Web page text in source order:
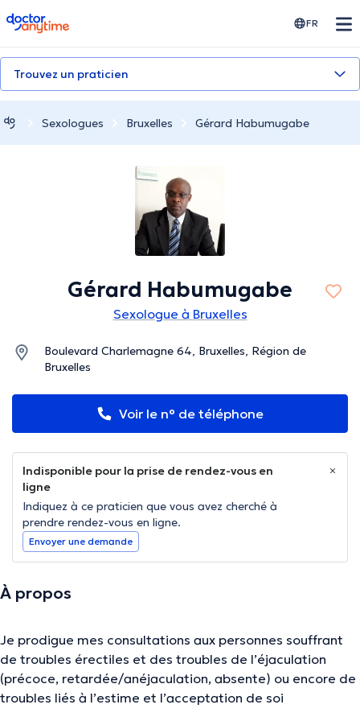
doctoranytime FR
Trouvez un praticien
Sexologues Bruxelles Gérard Habumugabe
Gérard Habumugabe
Sexologue à Bruxelles
Boulevard Charlemagne 64, Bruxelles, Région de
Bruxelles
Voir le n° de téléphone
Indisponible pour la prise de rendez-vous en
ligne
Indiquez à ce praticien que vous avez cherché à
prendre rendez-vous en ligne.
Envoyer une demande
À propos
Je prodigue mes consultations aux personnes souffrant
de troubles érectiles et des troubles de l’éjaculation
(précoce, retardée/anéjaculation, absente) ou encore de
troubles liés à l’estime et l’acceptation de soi